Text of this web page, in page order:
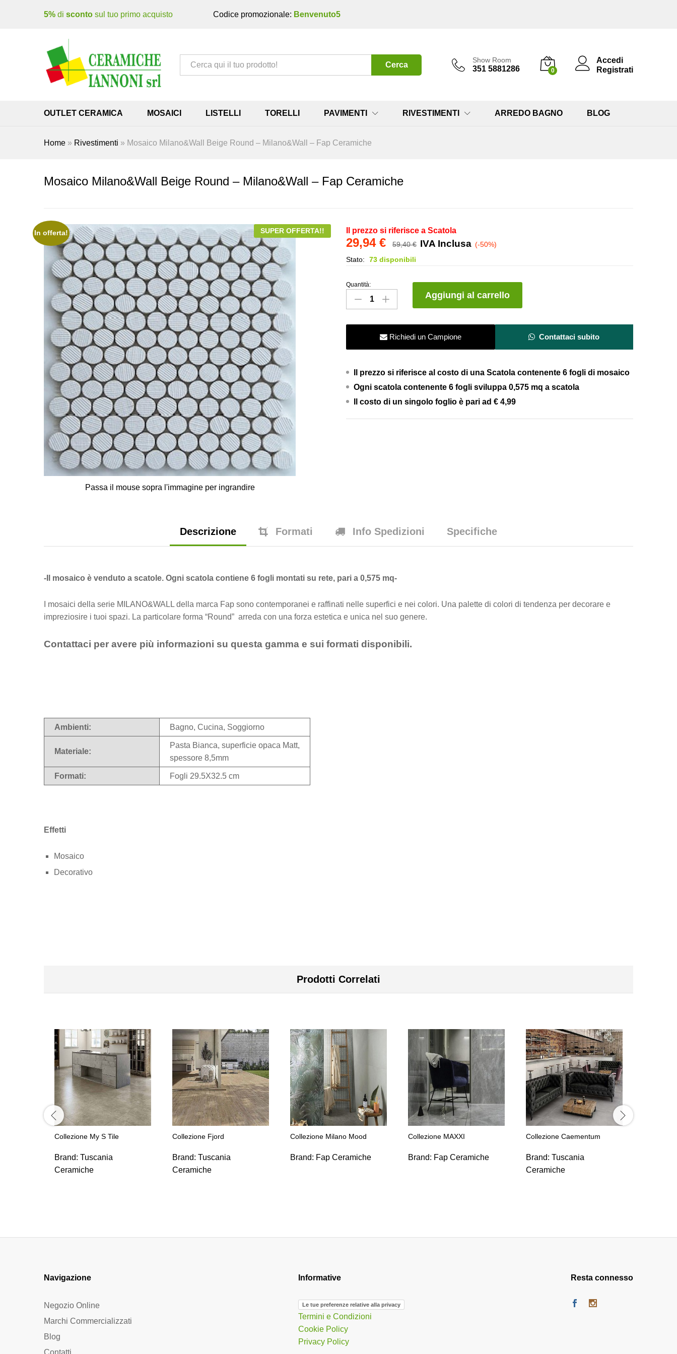
5% di sconto sul tuo primo acquisto Codice promozionale: Benvenuto5
Tutto Cerca
Show Room
351 5881286 0
Accedi
Registrati
OUTLET CERAMICA MOSAICI LISTELLI TORELLI PAVIMENTI RIVESTIMENTI ARREDO BAGNO BLOG
Home » Rivestimenti » Mosaico Milano&Wall Beige Round – Milano&Wall – Fap Ceramiche
Mosaico Milano&Wall Beige Round – Milano&Wall – Fap Ceramiche
In offerta! SUPER OFFERTA!!
Passa il mouse sopra l'immagine per ingrandire
Il prezzo si riferisce a Scatola
29,94 € 59,40€ IVA Inclusa (-50%)
Stato:
73 disponibili
Mosaico
Milano&Wall
Round
Milano&Wall
Fap
Ceramiche
quantity
Quantità:
Aggiungi al carrello
e
n
t
i
Richiedi un Campione Contattaci subito
Il prezzo si riferisce al costo di una Scatola contenente 6 fogli di mosaico
Ogni scatola contenente 6 fogli sviluppa 0,575 mq a scatola
Il costo di un singolo foglio è pari ad € 4,99
Descrizione Formati Info Spedizioni Specifiche
-Il mosaico è venduto a scatole. Ogni scatola contiene 6 fogli montati su rete, pari a 0,575 mq-
I mosaici della serie MILANO&WALL della marca Fap sono contemporanei e raffinati nelle superfici e nei colori. Una palette di colori di tendenza per decorare e
impreziosire i tuoi spazi. La particolare forma “Round” arreda con una forza estetica e unica nel suo genere.
Contattaci per avere più informazioni su questa gamma e sui formati disponibili.
Ambienti: Bagno, Cucina, Soggiorno
Materiale:
Pasta Bianca, superficie opaca Matt,
spessore 8,5mm
Formati: Fogli 29.5X32.5 cm
Effetti
Mosaico
Decorativo
Prodotti Correlati
Collezione My S Tile
Brand: Tuscania
Ceramiche
Collezione Fjord
Brand: Tuscania
Ceramiche
Collezione Milano Mood
Brand: Fap Ceramiche
Collezione MAXXI
Brand: Fap Ceramiche
Collezione Caementum
Brand: Tuscania
Ceramiche
Navigazione
Negozio Online
Marchi Commercializzati
Blog
Informative
Le tue preferenze relative alla privacy
Termini e Condizioni
Cookie Policy
Privacy Policy
Resta connesso